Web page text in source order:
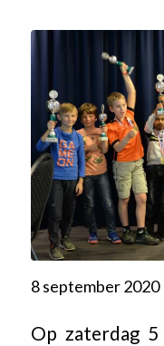
8 september 2020
Op zaterdag